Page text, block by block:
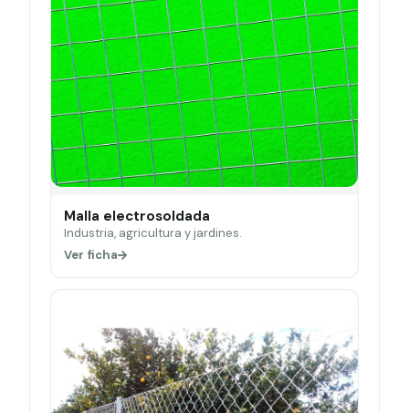
Malla electrosoldada
Industria, agricultura y jardines.
Ver ficha